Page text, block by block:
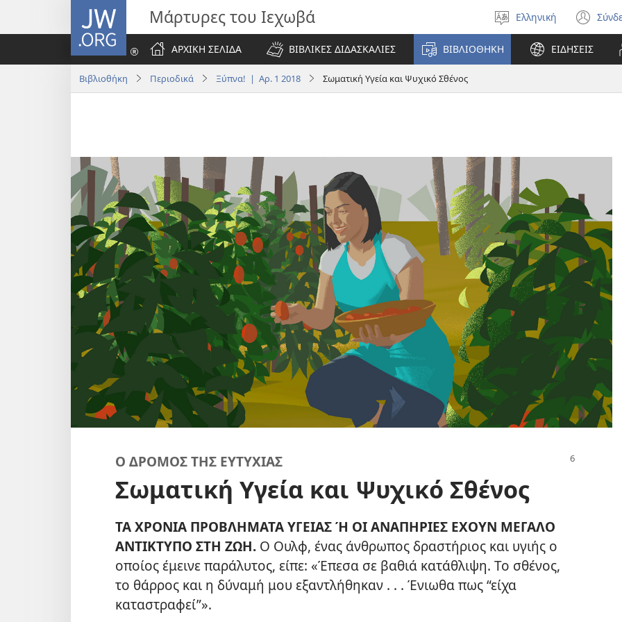
JW.ORG Μάρτυρες του Ιεχωβά
Επιλέξτε
γλώσσα
Ελληνική
νέο
ΑΡΧΙΚΗ ΣΕΛΙΔΑ
ΒΙΒΛΙΚΕΣ ΔΙΔΑΣΚΑΛΙΕΣ ΒΙΒΛΙΟΘΗΚΗ ΕΙΔΗΣΕΙΣ
Βιβλιοθήκη Περιοδικά Ξύπνα! | Αρ. 1 2018 Σωματική Υγεία και Ψυχικό Σθένος
Ο ΔΡΟΜΟΣ ΤΗΣ ΕΥΤΥΧΙΑΣ
Σωματική Υγεία και Ψυχικό Σθένος
ΤΑ ΧΡΟΝΙΑ ΠΡΟΒΛΗΜΑΤΑ ΥΓΕΙΑΣ Ή ΟΙ ΑΝΑΠΗΡΙΕΣ ΕΧΟΥΝ ΜΕΓΑΛΟ
ΑΝΤΙΚΤΥΠΟ ΣΤΗ ΖΩΗ. Ο Ουλφ, ένας άνθρωπος δραστήριος και υγιής ο
οποίος έμεινε παράλυτος, είπε: «Έπεσα σε βαθιά κατάθλιψη. Το σθένος,
το θάρρος και η δύναμή μου εξαντλήθηκαν . . . Ένιωθα πως “είχα
καταστραφεί”».